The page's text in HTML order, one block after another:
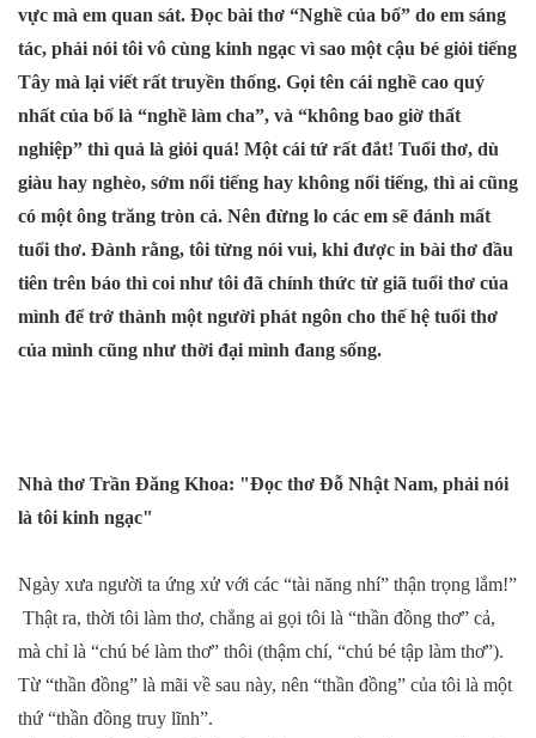
vực mà em quan sát. Đọc bài thơ “Nghề của bố” do em sáng
tác, phải nói tôi vô cùng kinh ngạc vì sao một cậu bé giỏi tiếng
Tây mà lại viết rất truyền thống. Gọi tên cái nghề cao quý
nhất của bố là “nghề làm cha”, và “không bao giờ thất
nghiệp” thì quả là giỏi quá! Một cái tứ rất đắt! Tuổi thơ, dù
giàu hay nghèo, sớm nổi tiếng hay không nổi tiếng, thì ai cũng
có một ông trăng tròn cả. Nên đừng lo các em sẽ đánh mất
tuổi thơ. Đành rằng, tôi từng nói vui, khi được in bài thơ đầu
tiên trên báo thì coi như tôi đã chính thức từ giã tuổi thơ của
mình để trở thành một người phát ngôn cho thế hệ tuổi thơ
của mình cũng như thời đại mình đang sống.
Nhà thơ Trần Đăng Khoa: "Đọc thơ Đỗ Nhật Nam, phải nói
là tôi kinh ngạc"
Ngày xưa người ta ứng xử với các “tài năng nhí” thận trọng lắm!”
Thật ra, thời tôi làm thơ, chẳng ai gọi tôi là “thần đồng thơ” cả,
mà chỉ là “chú bé làm thơ” thôi (thậm chí, “chú bé tập làm thơ”).
Từ “thần đồng” là mãi về sau này, nên “thần đồng” của tôi là một
thứ “thần đồng truy lĩnh”.